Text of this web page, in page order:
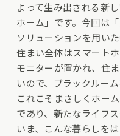
よって生み出される新
ホーム」です。今回は
ソリューションを用い
住まい全体はスマート
モニターが置かれ、住
いので、ブラックルー
これこそまさしくホー
であり、新たなライフ
いま、こんな暮らしを